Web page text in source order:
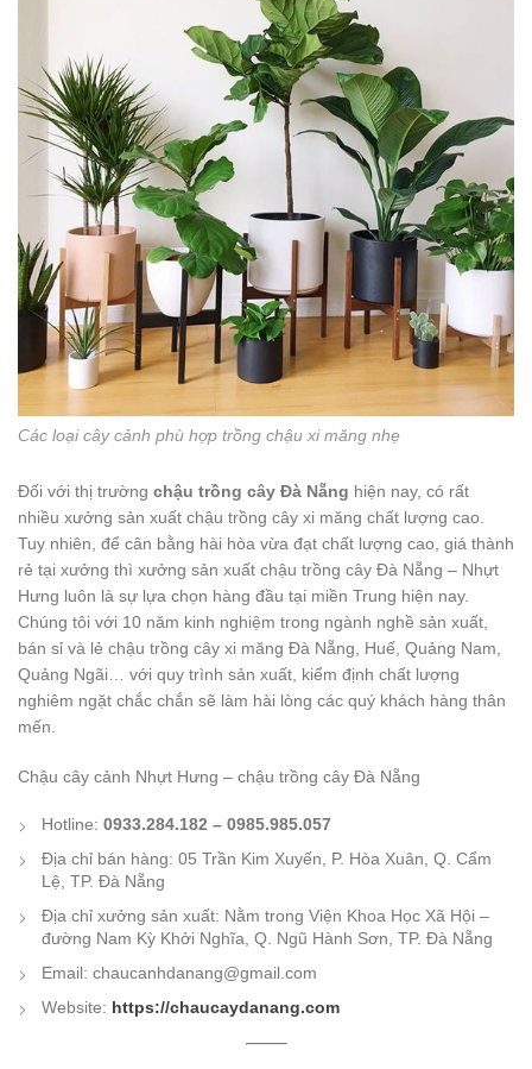
Các loại cây cảnh phù hợp trồng chậu xi măng nhẹ
Đối với thị trường chậu trồng cây Đà Nẵng hiện nay, có rất
nhiều xưởng sản xuất chậu trồng cây xi măng chất lượng cao.
Tuy nhiên, để cân bằng hài hòa vừa đạt chất lượng cao, giá thành
rẻ tại xưởng thì xưởng sản xuất chậu trồng cây Đà Nẵng – Nhựt
Hưng luôn là sự lựa chọn hàng đầu tại miền Trung hiện nay.
Chúng tôi với 10 năm kinh nghiệm trong ngành nghề sản xuất,
bán sỉ và lẻ chậu trồng cây xi măng Đà Nẵng, Huế, Quảng Nam,
Quảng Ngãi… với quy trình sản xuất, kiểm định chất lượng
nghiêm ngặt chắc chắn sẽ làm hài lòng các quý khách hàng thân
mến.
Chậu cây cảnh Nhựt Hưng – chậu trồng cây Đà Nẵng
Hotline: 0933.284.182 – 0985.985.057
Địa chỉ bán hàng: 05 Trần Kim Xuyến, P. Hòa Xuân, Q. Cẩm
Lệ, TP. Đà Nẵng
Địa chỉ xưởng sản xuất: Nằm trong Viện Khoa Học Xã Hội –
đường Nam Kỳ Khởi Nghĩa, Q. Ngũ Hành Sơn, TP. Đà Nẵng
Email: chaucanhdanang@gmail.com
Website: https://chaucaydanang.com